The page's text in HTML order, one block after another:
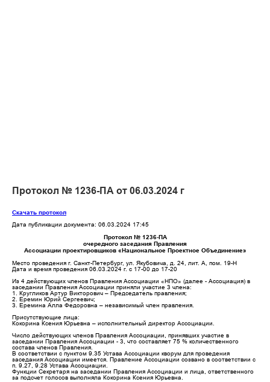
Протокол № 1236-ПА от 06.03.2024 г
Скачать протокол
Дата публикации документа: 06.03.2024 17:45
Протокол № 1236-ПА
очередного заседания Правления
Ассоциации проектировщиков «Национальное Проектное Объединение»
Место проведения г. Санкт-Петербург, ул. Якубовича, д. 24, лит. А, пом. 19-Н
Дата и время проведения 06.03.2024 г. с 17-00 до 17-20
Из 4 действующих членов Правления Ассоциации «НПО» (далее - Ассоциация) в
заседании Правления Ассоциации приняли участие 3 члена:
1. Кругликов Артур Викторович – Председатель правления;
2. Еремин Юрий Сергеевич;
3. Еремина Алла Федоровна – независимый член правления.
Присутствующие лица:
Кокорина Ксения Юрьевна – исполнительный директор Ассоциации.
Число действующих членов Правления Ассоциации, принявших участие в
заседании Правления Ассоциации - 3, что составляет 75 % количественного
состава членов Правления.
В соответствии с пунктом 9.35 Устава Ассоциации кворум для проведения
заседания Ассоциации имеется. Правление Ассоциации созвано в соответствии с
п. 9.27, 9.28 Устава Ассоциации.
Функции Секретаря на заседании Правления Ассоциации и лица, ответственного
за подсчет голосов выполняла Кокорина Ксения Юрьевна.